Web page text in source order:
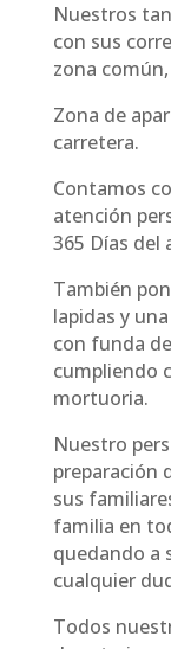
Nuestros
con sus
zona
Zona de
carretera.
Contamos
atención
365 Días del
También
lapidas y
con funda
cumpliendo
mortuoria.
Nuestro
preparación
sus
familia en
quedando a
cualquier
Todos